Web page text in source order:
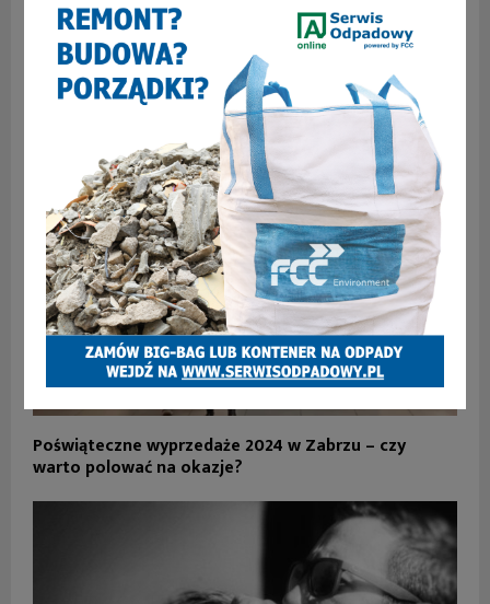
Kolejny lokal znika z gastronomicznej mapy Zabrza
Poświąteczne wyprzedaże 2024 w Zabrzu – czy
warto polować na okazje?